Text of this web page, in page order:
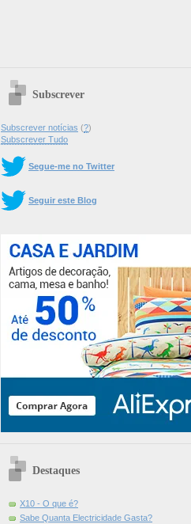
Subscrever
Subscrever notícias (?)
Subscrever Tudo
Segue-me no Twitter
Seguir este Blog
Destaques
X10 - O que é?
Sabe Quanta Electricidade Gasta?